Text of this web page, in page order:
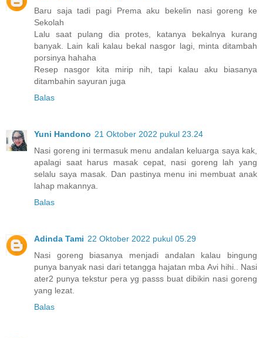
Baru saja tadi pagi Prema aku bekelin nasi goreng ke
Sekolah
Lalu saat pulang dia protes, katanya bekalnya kurang
banyak. Lain kali kalau bekal nasgor lagi, minta ditambah
porsinya hahaha
Resep nasgor kita mirip nih, tapi kalau aku biasanya
ditambahin sayuran juga
Balas
Yuni Handono 21 Oktober 2022 pukul 23.24
Nasi goreng ini termasuk menu andalan keluarga saya kak,
apalagi saat harus masak cepat, nasi goreng lah yang
selalu saya masak. Dan pastinya menu ini membuat anak
lahap makannya.
Balas
Adinda Tami 22 Oktober 2022 pukul 05.29
Nasi goreng biasanya menjadi andalan kalau bingung
punya banyak nasi dari tetangga hajatan mba Avi hihi.. Nasi
ater2 punya tekstur pera yg passs buat dibikin nasi goreng
yang lezat.
Balas